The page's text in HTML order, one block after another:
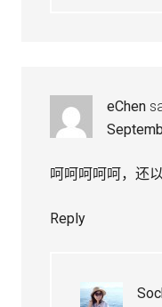
eChen
呵呵呵呵呵，还
Reply